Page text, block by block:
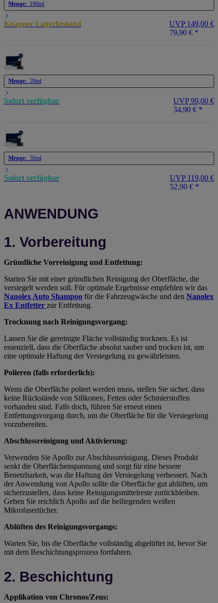
Menge: 100ml
Knapper Lagerbestand
UVP 149,00 €
79,90 € *
Menge: 20ml
Sofort verfügbar
UVP 99,00 €
34,90 € *
Menge: 50ml
Sofort verfügbar
UVP 119,00 €
52,90 € *
ANWENDUNG
1. Vorbereitung
Gründliche Vorreinigung und Entfettung:
Starten Sie mit einer gründlichen Reinigung der Oberfläche, die
versiegelt werden soll. Für optimale Ergebnisse empfehlen wir das
Nanolex Auto Shampoo für die Fahrzeugwäsche und den Nanolex
Ex Entfetter zur Entfettung.
Trocknung nach Reinigungsvorgang:
Lassen Sie die gereinigte Fläche vollständig trocknen. Es ist
essenziell, dass die Oberfläche absolut sauber und trocken ist, um
eine optimale Haftung der Versiegelung zu gewährleisten.
Polieren (falls erforderlich):
Wenn die Oberfläche poliert werden muss, stellen Sie sicher, dass
keine Rückstände von Silikonen, Fetten oder Schmierstoffen
vorhanden sind. Falls doch, führen Sie erneut einen
Entfettungsvorgang durch, um die Oberfläche für die Versiegelung
vorzubereiten.
Abschlussreinigung und Aktivierung:
Verwenden Sie Apollo zur Abschlussreinigung. Dieses Produkt
senkt die Oberflächenspannung und sorgt für eine bessere
Benetzbarkeit, was die Haftung der Versiegelung verbessert. Nach
der Anwendung von Apollo sollte die Oberfläche gut ablüften, um
sicherzustellen, dass keine Reinigungsmittelreste zurückbleiben.
Geben Sie reichlich Apollo auf die beiliegenden weißen
Mikrofasertücher.
Ablüften des Reinigungsvorgangs:
Warten Sie, bis die Oberfläche vollständig abgelüftet ist, bevor Sie
mit dem Beschichtungsprozess fortfahren.
2. Beschichtung
Applikation von Chronos/Zeus: